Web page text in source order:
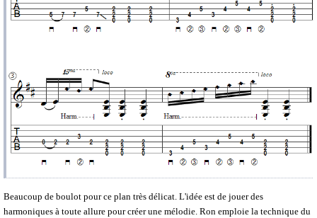
Beaucoup de boulot pour ce plan très délicat. L'idée est de jouer des
harmoniques à toute allure pour créer une mélodie. Ron emploie la technique du